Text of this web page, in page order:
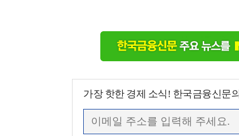
가장 핫한 경제 소식! 한국금융신문의